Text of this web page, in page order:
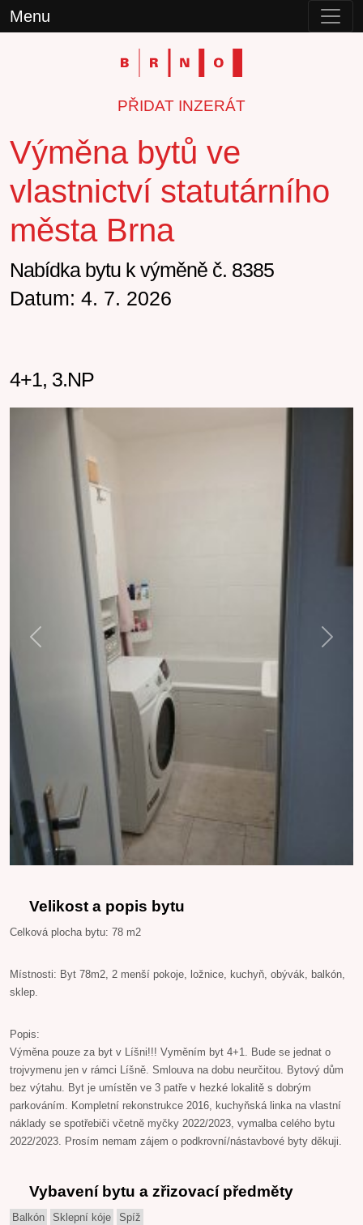
Menu
PŘIDAT INZERÁT
Výměna bytů ve
vlastnictví statutárního
města Brna
Nabídka bytu k výměně č. 8385
Datum: 4. 7. 2026
4+1, 3.NP
Previous Next
Velikost a popis bytu
Celková plocha bytu: 78 m2
Místnosti: Byt 78m2, 2 menší pokoje, ložnice, kuchyň, obývák, balkón,
sklep.
Popis:
Výměna pouze za byt v Líšni!!! Vyměním byt 4+1. Bude se jednat o
trojvymenu jen v rámci Líšně. Smlouva na dobu neurčitou. Bytový dům
bez výtahu. Byt je umístěn ve 3 patře v hezké lokalitě s dobrým
parkováním. Kompletní rekonstrukce 2016, kuchyňská linka na vlastní
náklady se spotřebiči včetně myčky 2022/2023, vymalba celého bytu
2022/2023. Prosím nemam zájem o podkrovní/nástavbové byty děkuji.
Vybavení bytu a zřizovací předměty
Balkón Sklepní kóje Spíž